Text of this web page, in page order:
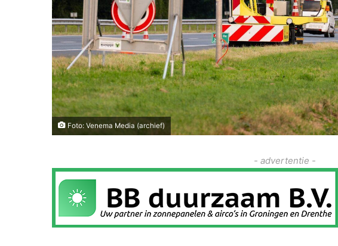
Foto: Venema Media (archief)
- advertentie -